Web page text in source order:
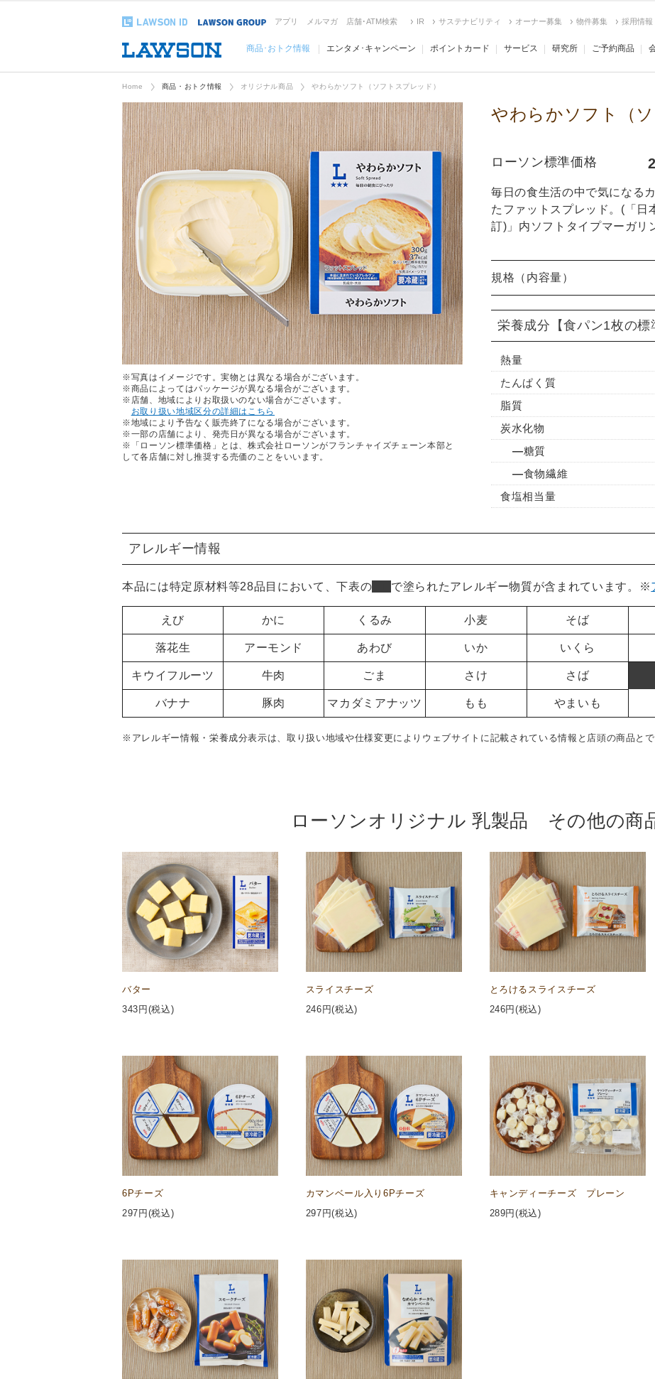
アプリ メルマガ 店舗･ATM検索 IR サステナビリティ オーナー募集 物件募集 採用情報
商品･おトク情報 エンタメ･キャンペーン ポイントカード サービス 研究所 ご予約商品
Home 商品・おトク情報 オリジナル商品 やわらかソフト（ソフトスプレッド）
※写真はイメージです。実物とは異なる場合がございます。
※商品によってはパッケージが異なる場合がございます。
※店舗、地域によりお取扱いのない場合がございます。
お取り扱い地域区分の詳細はこちら
※地域により予告なく販売終了になる場合がございます。
※一部の店舗により、発売日が異なる場合がございます。
※「ローソン標準価格」とは、株式会社ローソンがフランチャイズチェーン本部と
して各店舗に対し推奨する売価のことをいいます。
やわらかソフト（
ローソン標準価格
毎日の食生活の中で気になる
たファットスプレッド。(「日
訂)」内ソフトタイプマーガリ
規格（内容量）
栄養成分 【食パン1枚の
熱量
たんぱく質
脂質
炭水化物
糖質
食物繊維
食塩相当量
アレルギー情報
本品には特定原材料等28品目において、下表の で塗られたアレルギー物質が含まれています。 ※
えび かに くるみ 小麦 そば
落花生 アーモンド あわび いか いくら
キウイフルーツ 牛肉 ごま さけ さば
バナナ 豚肉 マカダミアナッツ もも やまいも
※アレルギー情報・栄養成分表示は、取り扱い地域や仕様変更によりウェブサイトに記載されている情報と店頭の商品とで
ローソンオリジナル 乳製品 その他の商
バター
343 円(税込)
スライスチーズ
246 円(税込)
とろけるスライスチーズ
246円(税込)
6Pチーズ
297 円(税込)
カマンベール入り6Pチーズ
297 円(税込)
キャンディーチーズ プレーン
289円(税込)